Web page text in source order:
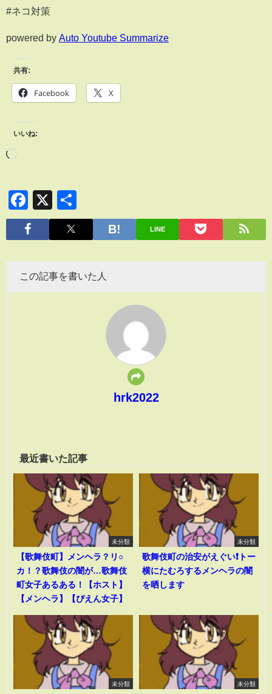
#ネコ対策
powered by Auto Youtube Summarize
共有:
Facebook X
いいね:
Facebook
X
有
LINE
この記事を書いた人
hrk2022
最近書いた記事
未分類
【歌舞伎町】メンヘラ？リ○
カ！？歌舞伎の闇が…歌舞伎
町女子あるある！【ホスト】
【メンヘラ】【ぴえん女子】
未分類
歌舞伎町の治安がえぐい❗️トー
横にたむろするメンヘラの闇
を晒します
未分類 未分類